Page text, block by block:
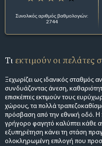
Συνολικός αριθμός βαθμολογιών:
2744
Τι εκτιμούν οι πελάτες
Ξεχωρίζει ως ιδανικός σταθμός
συνδυάζοντας άνεση,
επισκέπτες εκτιμούν τους
χώρους, τα πολλά
πρόσβαση από την εθνική οδό. Η
γρήγορο φαγητό καλύπτει κάθε
εξυπηρέτηση κάνει τη στάση
ολοκληρωμένη επιλογή που